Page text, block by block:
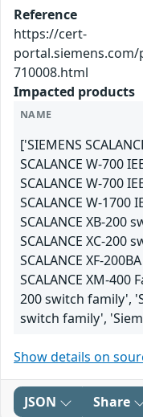
Reference
https://cert-
710008.html
Impacted products
NAME
['SIEMENS
SCALANCE W-700
SCALANCE W-700
SCALANCE W-1700
SCALANCE XB-200
SCALANCE XC-200
SCALANCE XF-
SCALANCE XM-400
200 switch family',
switch family',
Show details on
JSON Share